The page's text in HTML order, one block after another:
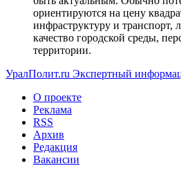
ориентируются на цену
инфраструктуру и транспорт,
качество городской среды,
территории.
УралПолит.ru Экспертный
О проекте
Реклама
RSS
Архив
Редакция
Вакансии